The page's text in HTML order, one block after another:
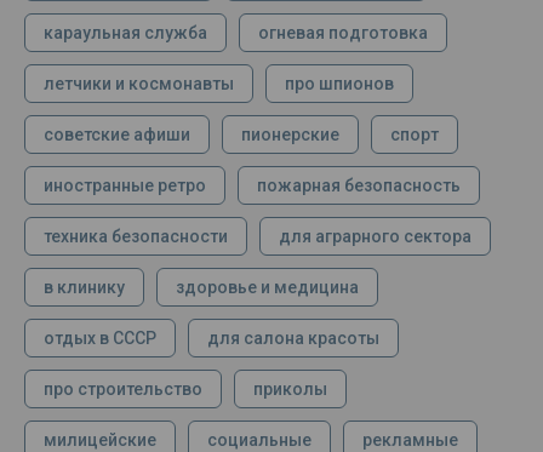
караульная служба огневая подготовка
летчики и космонавты про шпионов
советские афиши пионерские спорт
иностранные ретро пожарная безопасность
техника безопасности для аграрного сектора
в клинику здоровье и медицина
отдых в СССР для салона красоты
про строительство приколы
милицейские социальные рекламные